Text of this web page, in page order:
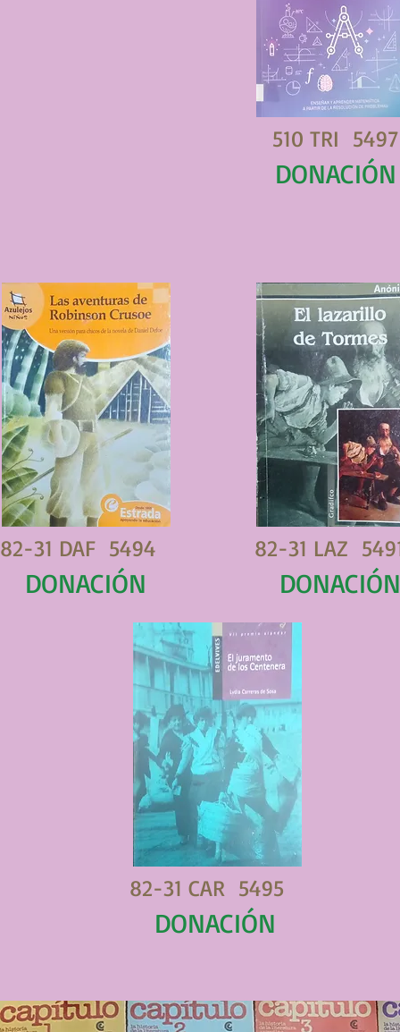
510 TRI 5497
DONACIÓN
82-31 DAF 5494
DONACIÓN
82-31 LAZ
DONACIÓN
82-31 CAR 5495
DONACIÓN